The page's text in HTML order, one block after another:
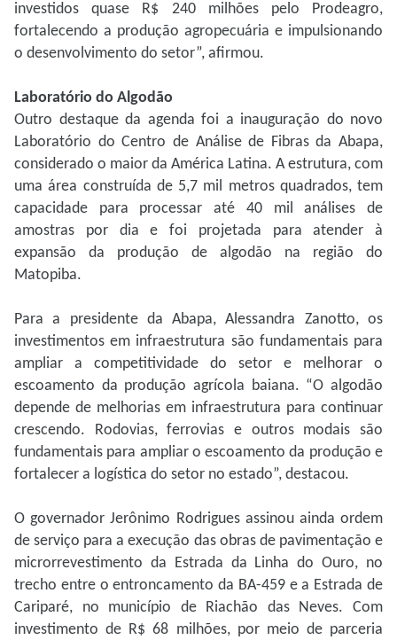
investidos quase R$ 240 milhões pelo Prodeagro,
fortalecendo a produção agropecuária e impulsionando
o desenvolvimento do setor”, afirmou.
Laboratório do Algodão
Outro destaque da agenda foi a inauguração do novo
Laboratório do Centro de Análise de Fibras da Abapa,
considerado o maior da América Latina. A estrutura, com
uma área construída de 5,7 mil metros quadrados, tem
capacidade para processar até 40 mil análises de
amostras por dia e foi projetada para atender à
expansão da produção de algodão na região do
Matopiba.
Para a presidente da Abapa, Alessandra Zanotto, os
investimentos em infraestrutura são fundamentais para
ampliar a competitividade do setor e melhorar o
escoamento da produção agrícola baiana. “O algodão
depende de melhorias em infraestrutura para continuar
crescendo. Rodovias, ferrovias e outros modais são
fundamentais para ampliar o escoamento da produção e
fortalecer a logística do setor no estado”, destacou.
O governador Jerônimo Rodrigues assinou ainda ordem
de serviço para a execução das obras de pavimentação e
microrrevestimento da Estrada da Linha do Ouro, no
trecho entre o entroncamento da BA-459 e a Estrada de
Cariparé, no município de Riachão das Neves. Com
investimento de R$ 68 milhões, por meio de parceria